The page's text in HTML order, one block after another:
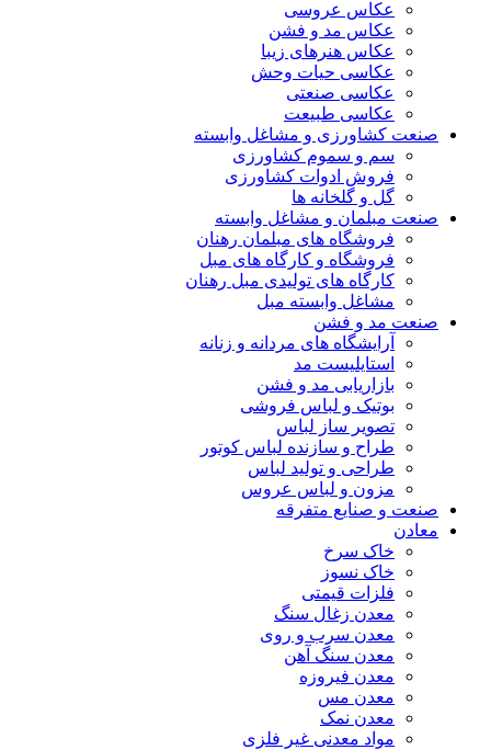
عکاس عروسی
عکاس مد و فشن
عکاس هنرهای زیبا
عکاسی حیات وحش
عکاسی صنعتی
عکاسی طبیعت
صنعت کشاورزی و مشاغل وابسته
سم و سموم کشاورزی
فروش ادوات کشاورزی
گل و گلخانه ها
صنعت مبلمان و مشاغل وابسته
فروشگاه های مبلمان رهنان
فروشگاه و کارگاه های مبل
کارگاه های تولیدی مبل رهنان
مشاغل وابسته مبل
صنعت مد و فشن
آرایشگاه های مردانه و زنانه
استایلیست مد
بازاریابی مد و فشن
بوتیک و لباس فروشی
تصویر ساز لباس
طراح و سازنده لباس کوتور
طراحی و تولید لباس
مزون و لباس عروس
صنعت و صنایع متفرقه
معادن
خاک سرخ
خاک نسوز
فلزات قیمتی
معدن زغال سنگ
معدن سرب و روی
معدن سنگ آهن
معدن فیروزه
معدن مس
معدن نمک
مواد معدنی غیر فلزی